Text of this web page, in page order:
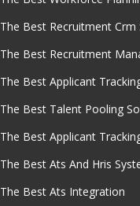
The Best Recruitment Crm
The Best Recruitment
The Best Applicant
The Best Talent Pooling
The Best Applicant
The Best Ats And Hris
The Best Ats Integration